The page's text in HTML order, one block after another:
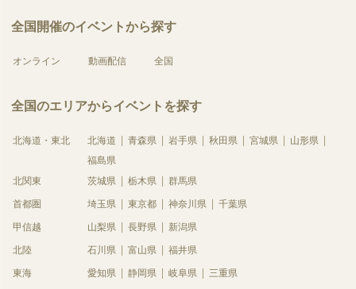
全国開催のイベントから探す
オンライン 動画配信 全国
全国のエリアからイベントを探す
北海道・東北 北海道 青森県 岩手県 秋田県 宮城県
山形県
福島県
北関東
茨城県 栃木県 群馬県
首都圏 埼玉県 東京都 神奈川県 千葉県
甲信越 山梨県 長野県 新潟県
北陸 石川県 富山県 福井県
東海 愛知県 静岡県 岐阜県 三重県